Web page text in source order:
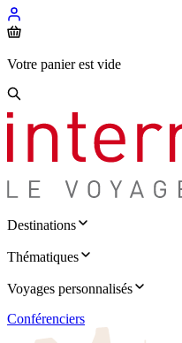
Votre panier est vide
Destinations
Thématiques
Voyages personnalisés
Conférenciers